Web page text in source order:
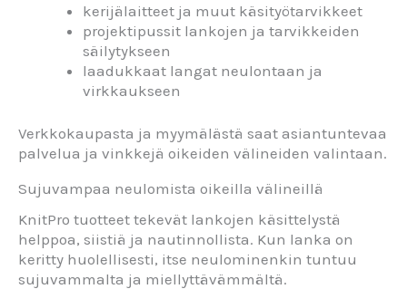
kerijälaitteet ja muut käsityötarvikkeet
projektipussit lankojen ja tarvikkeiden
säilytykseen
laadukkaat langat neulontaan ja
virkkaukseen
Verkkokaupasta ja myymälästä saat asiantuntevaa
palvelua ja vinkkejä oikeiden välineiden valintaan.
Sujuvampaa neulomista oikeilla välineillä
KnitPro tuotteet tekevät lankojen käsittelystä
helppoa, siistiä ja nautinnollista. Kun lanka on
keritty huolellisesti, itse neulominenkin tuntuu
sujuvammalta ja miellyttävämmältä.